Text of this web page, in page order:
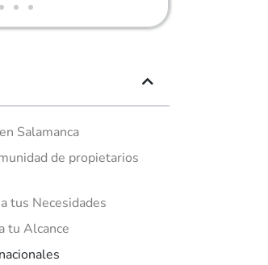
Salamanca
de propietarios
tus Necesidades
tu Alcance